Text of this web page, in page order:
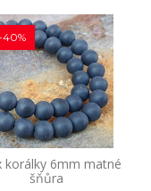
korálky 6mm matné
šňůra
40%